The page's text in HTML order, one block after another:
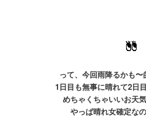
って、今回雨降るかも
1日目も無事に晴れて2日
めちゃくちゃいいお天
やっぱ晴れ女確定な